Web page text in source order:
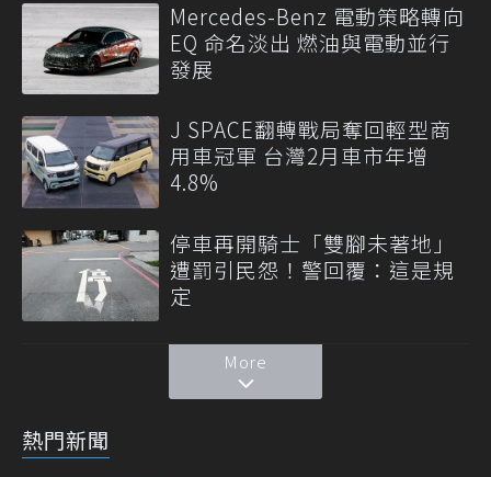
Mercedes-Benz 電動策略轉向
EQ 命名淡出 燃油與電動並行
發展
J SPACE翻轉戰局奪回輕型商
用車冠軍 台灣2月車市年增
4.8%
停車再開騎士「雙腳未著地」
遭罰引民怨！警回覆：這是規
定
More
熱門新聞